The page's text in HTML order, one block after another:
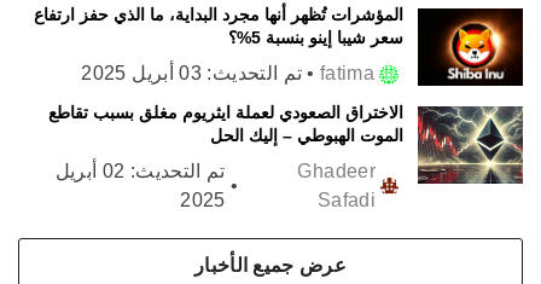
المؤشرات تُظهر أنها مجرد البداية، ما الذي حفز ارتفاع
سعر شيبا إينو بنسبة 5%؟
fatima
• تم التحديث: 03 أبريل 2025
الاختراق الصعودي لعملة ايثريوم مغلق بسبب تقاطع
الموت الهبوطي – إليك الحل
Ghadeer
Safadi
•
تم التحديث:
02 أبريل
2025
عرض جميع الأخبار